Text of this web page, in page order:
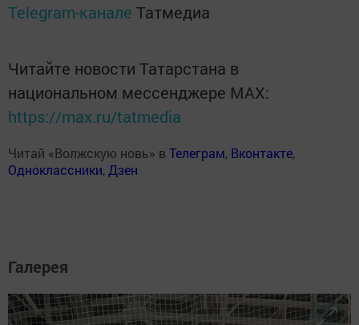
Telegram-канале Татмедиа
Читайте новости Татарстана в
национальном мессенджере MАХ:
https://max.ru/tatmedia
Читай «Волжскую новь» в Телеграм, Вконтакте,
Одноклассники, Дзен
Галерея